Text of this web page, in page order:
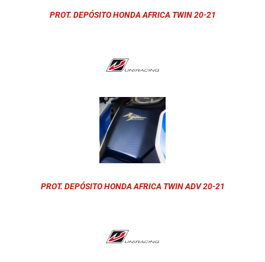
PROT. DEPÓSITO HONDA AFRICA TWIN 20-21
PROT. DEPÓSITO HONDA AFRICA TWIN ADV 20-21